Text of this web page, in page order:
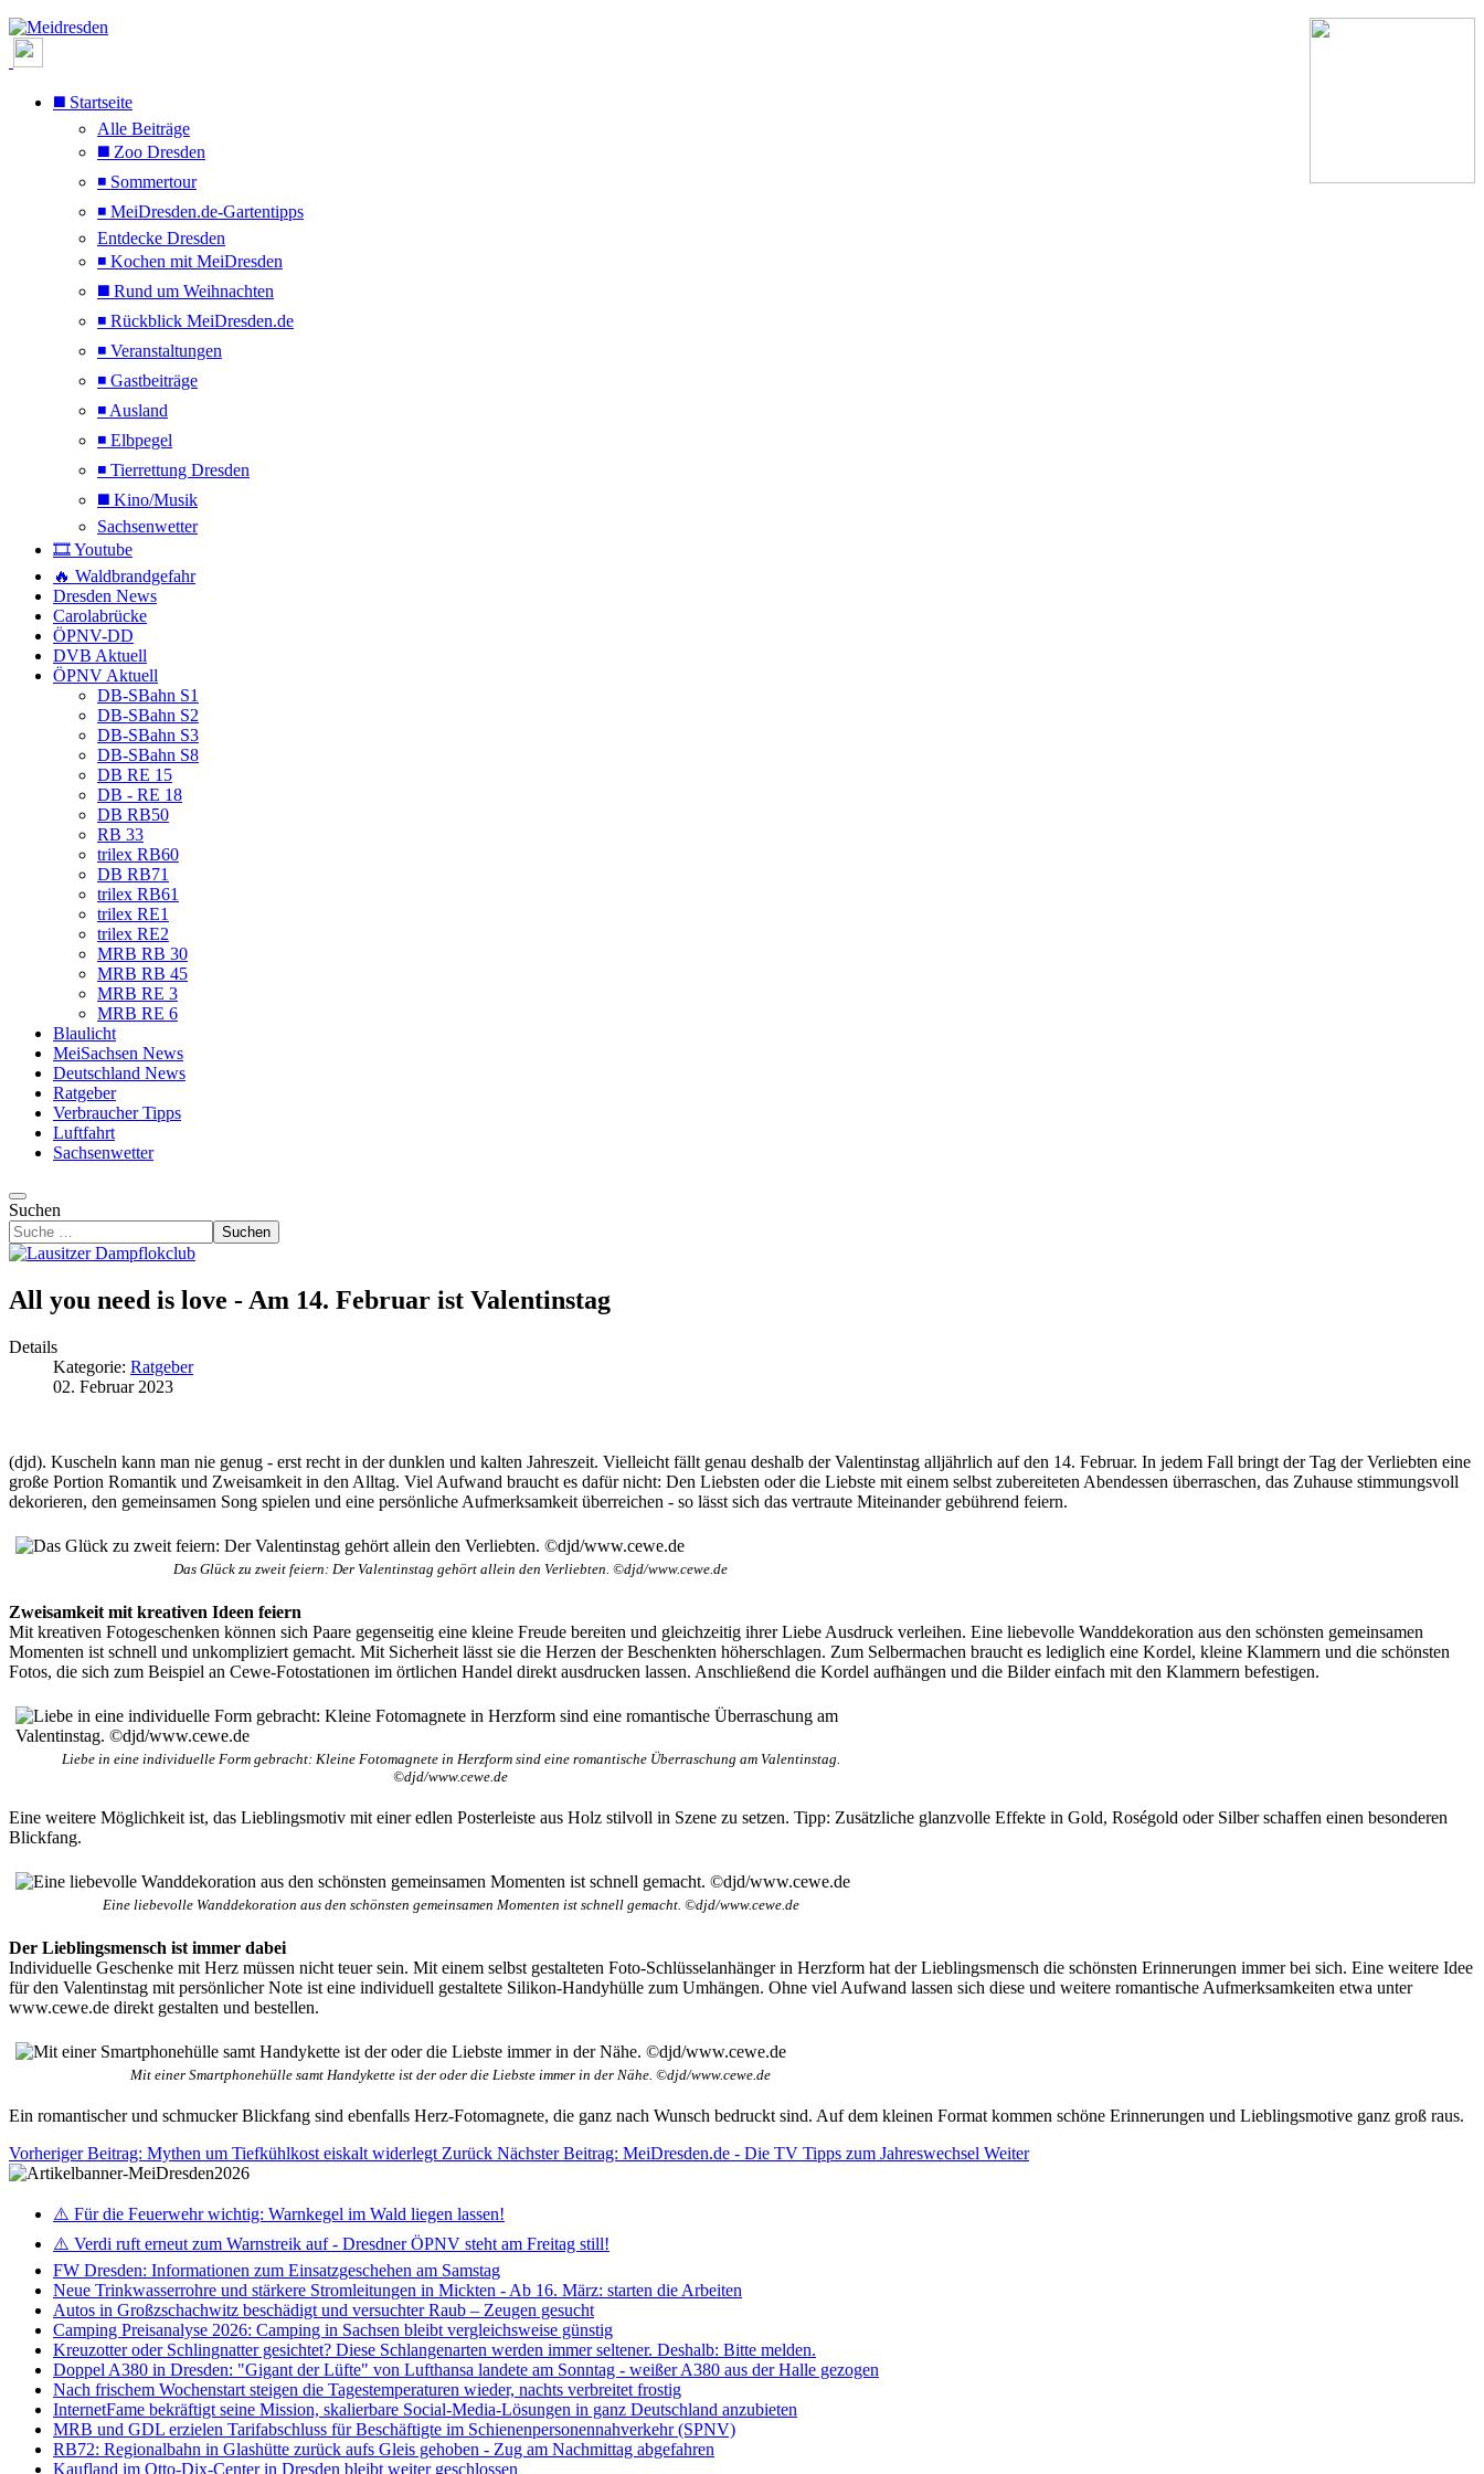
◼️ Startseite
Alle Beiträge
◼️ Zoo Dresden
◾ Sommertour
◾ MeiDresden.de-Gartentipps
Entdecke Dresden
◾ Kochen mit MeiDresden
◼️ Rund um Weihnachten
◾ Rückblick MeiDresden.de
◾ Veranstaltungen
◾ Gastbeiträge
◾ Ausland
◾ Elbpegel
◾ Tierrettung Dresden
◼️ Kino/Musik
Sachsenwetter
🎞️ Youtube
🔥 Waldbrandgefahr
Dresden News
Carolabrücke
ÖPNV-DD
DVB Aktuell
ÖPNV Aktuell
DB-SBahn S1
DB-SBahn S2
DB-SBahn S3
DB-SBahn S8
DB RE 15
DB - RE 18
DB RB50
RB 33
trilex RB60
DB RB71
trilex RB61
trilex RE1
trilex RE2
MRB RB 30
MRB RB 45
MRB RE 3
MRB RE 6
Blaulicht
MeiSachsen News
Deutschland News
Ratgeber
Verbraucher Tipps
Luftfahrt
Sachsenwetter
Suchen
Suchen
All you need is love - Am 14. Februar ist Valentinstag
Details
Kategorie: Ratgeber
02. Februar 2023
(djd). Kuscheln kann man nie genug - erst recht in der dunklen und kalten Jahreszeit. Vielleicht fällt genau deshalb der Valentinstag alljährlich auf den 14. Februar. In jedem Fall bringt der Tag der Verliebten eine
große Portion Romantik und Zweisamkeit in den Alltag. Viel Aufwand braucht es dafür nicht: Den Liebsten oder die Liebste mit einem selbst zubereiteten Abendessen überraschen, das Zuhause stimmungsvoll
dekorieren, den gemeinsamen Song spielen und eine persönliche Aufmerksamkeit überreichen - so lässt sich das vertraute Miteinander gebührend feiern.
Das Glück zu zweit feiern: Der Valentinstag gehört allein den Verliebten. ©djd/www.cewe.de
Zweisamkeit mit kreativen Ideen feiern
Mit kreativen Fotogeschenken können sich Paare gegenseitig eine kleine Freude bereiten und gleichzeitig ihrer Liebe Ausdruck verleihen. Eine liebevolle Wanddekoration aus den schönsten gemeinsamen
Momenten ist schnell und unkompliziert gemacht. Mit Sicherheit lässt sie die Herzen der Beschenkten höherschlagen. Zum Selbermachen braucht es lediglich eine Kordel, kleine Klammern und die schönsten
Fotos, die sich zum Beispiel an Cewe-Fotostationen im örtlichen Handel direkt ausdrucken lassen. Anschließend die Kordel aufhängen und die Bilder einfach mit den Klammern befestigen.
Liebe in eine individuelle Form gebracht: Kleine Fotomagnete in Herzform sind eine romantische Überraschung am Valentinstag.
©djd/www.cewe.de
Eine weitere Möglichkeit ist, das Lieblingsmotiv mit einer edlen Posterleiste aus Holz stilvoll in Szene zu setzen. Tipp: Zusätzliche glanzvolle Effekte in Gold, Roségold oder Silber schaffen einen besonderen
Blickfang.
Eine liebevolle Wanddekoration aus den schönsten gemeinsamen Momenten ist schnell gemacht. ©djd/www.cewe.de
Der Lieblingsmensch ist immer dabei
Individuelle Geschenke mit Herz müssen nicht teuer sein. Mit einem selbst gestalteten Foto-Schlüsselanhänger in Herzform hat der Lieblingsmensch die schönsten Erinnerungen immer bei sich. Eine weitere Idee
für den Valentinstag mit persönlicher Note ist eine individuell gestaltete Silikon-Handyhülle zum Umhängen. Ohne viel Aufwand lassen sich diese und weitere romantische Aufmerksamkeiten etwa unter
www.cewe.de direkt gestalten und bestellen.
Mit einer Smartphonehülle samt Handykette ist der oder die Liebste immer in der Nähe. ©djd/www.cewe.de
Ein romantischer und schmucker Blickfang sind ebenfalls Herz-Fotomagnete, die ganz nach Wunsch bedruckt sind. Auf dem kleinen Format kommen schöne Erinnerungen und Lieblingsmotive ganz groß raus.
Vorheriger Beitrag: Mythen um Tiefkühlkost eiskalt widerlegt Zurück Nächster Beitrag: MeiDresden.de - Die TV Tipps zum Jahreswechsel Weiter
⚠️ Für die Feuerwehr wichtig: Warnkegel im Wald liegen lassen!
⚠️ Verdi ruft erneut zum Warnstreik auf - Dresdner ÖPNV steht am Freitag still!
FW Dresden: Informationen zum Einsatzgeschehen am Samstag
Neue Trinkwasserrohre und stärkere Stromleitungen in Mickten - Ab 16. März: starten die Arbeiten
Autos in Großzschachwitz beschädigt und versuchter Raub – Zeugen gesucht
Camping Preisanalyse 2026: Camping in Sachsen bleibt vergleichsweise günstig
Kreuzotter oder Schlingnatter gesichtet? Diese Schlangenarten werden immer seltener. Deshalb: Bitte melden.
Doppel A380 in Dresden: "Gigant der Lüfte" von Lufthansa landete am Sonntag - weißer A380 aus der Halle gezogen
Nach frischem Wochenstart steigen die Tagestemperaturen wieder, nachts verbreitet frostig
InternetFame bekräftigt seine Mission, skalierbare Social-Media-Lösungen in ganz Deutschland anzubieten
MRB und GDL erzielen Tarifabschluss für Beschäftigte im Schienenpersonennahverkehr (SPNV)
RB72: Regionalbahn in Glashütte zurück aufs Gleis gehoben - Zug am Nachmittag abgefahren
Kaufland im Otto-Dix-Center in Dresden bleibt weiter geschlossen